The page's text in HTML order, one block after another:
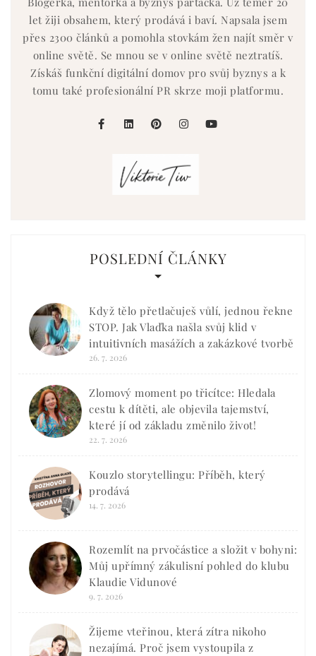
let žiji obsahem, který prodává i baví. Napsala jsem
přes 2300 článků a pomohla stovkám žen najít směr v
online světě. Se mnou se v online světě neztratíš.
Získáš funkční digitální domov pro svůj byznys a k
tomu také profesionální PR skrze moji platformu.
POSLEDNÍ ČLÁNKY
Když tělo přetlačuješ vůlí, jednou řekne
STOP. Jak Vlaďka našla svůj klid v
intuitivních masážích a zakázkové tvorbě
26. 7. 2026
Zlomový moment po třicítce: Hledala
cestu k dítěti, ale objevila tajemství,
které jí od základu změnilo život!
22. 7. 2026
Kouzlo storytellingu: Příběh, který
prodává
14. 7. 2026
Rozemlít na prvočástice a složit v bohyni:
Můj upřímný zákulisní pohled do klubu
Klaudie Vidunové
9. 7. 2026
Žijeme vteřinou, která zítra nikoho
nezajímá. Proč jsem vystoupila z